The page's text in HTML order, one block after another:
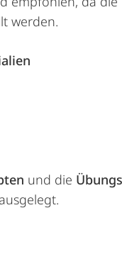
werden.
und die